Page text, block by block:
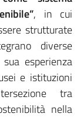
, in cui
strutturate
diverse
esperienza
e istituzioni
tra
nella